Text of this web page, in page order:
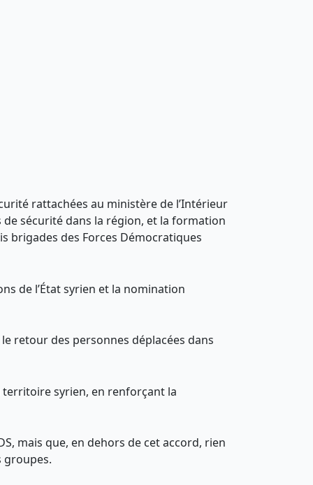
rattachées au ministère de l’Intérieur
de sécurité dans la région, et la formation
brigades des Forces Démocratiques
de l’État syrien et la nomination
retour des personnes déplacées dans
territoire syrien, en renforçant la
mais que, en dehors de cet accord, rien
groupes.